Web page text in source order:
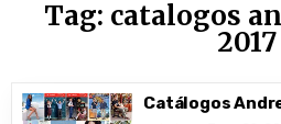
Tag: catalogos
2017
Catálogos